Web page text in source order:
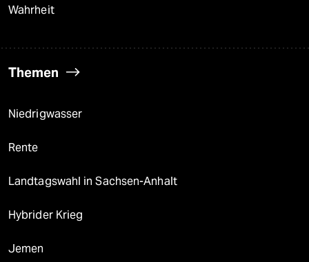
Wahrheit
Themen
Niedrigwasser
Rente
Landtagswahl in Sachsen-Anhalt
Hybrider Krieg
Jemen